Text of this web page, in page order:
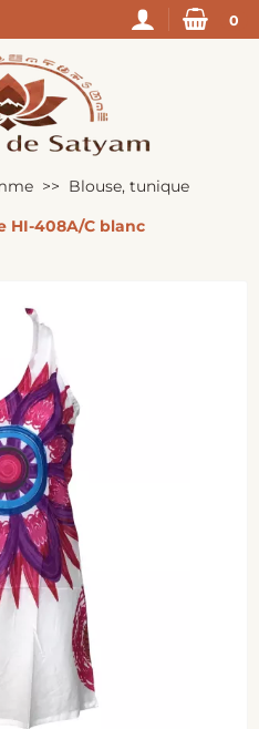
0
Blouse, tunique
HI-408A/C blanc